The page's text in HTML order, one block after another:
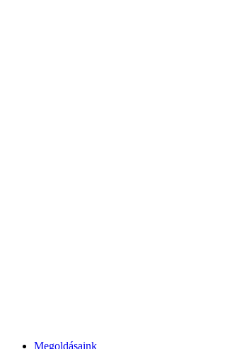
Megoldásaink